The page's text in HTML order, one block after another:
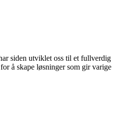
siden utviklet oss til et fullverdig
å skape løsninger som gir varige